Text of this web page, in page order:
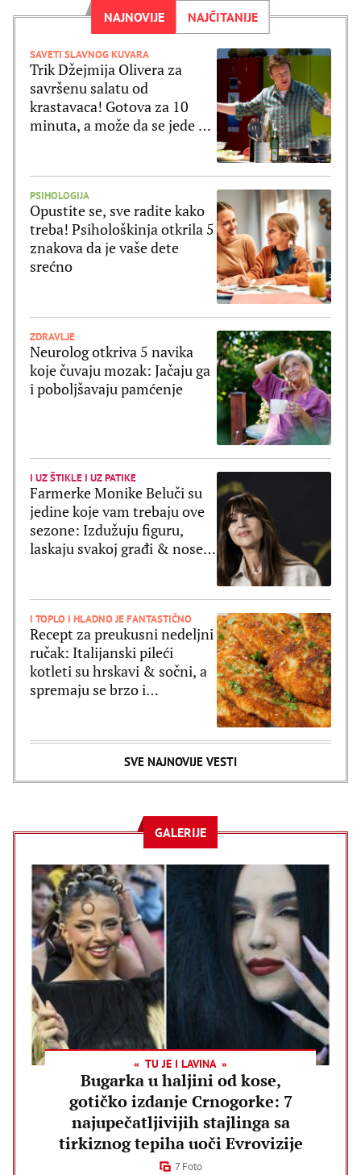
NAJNOVIJE NAJČITANIJE
SAVETI SLAVNOG KUVARA
Trik Džejmija Olivera za
savršenu salatu od
krastavaca! Gotova za 10
minuta, a može da se jede uz
PSIHOLOGIJA
Opustite se, sve radite kako
treba! Psihološkinja otkrila 5
znakova da je vaše dete
srećno
ZDRAVLJE
Neurolog otkriva 5 navika
koje čuvaju mozak: Jačaju ga
i poboljšavaju pamćenje
I UZ ŠTIKLE I UZ PATIKE
Farmerke Monike Beluči su
jedine koje vam trebaju ove
sezone: Izdužuju figuru,
laskaju svakoj građi & nose
I TOPLO I HLADNO JE FANTASTIČNO
Recept za preukusni nedeljni
ručak: Italijanski pileći
kotleti su hrskavi & sočni, a
spremaju se brzo i
SVE NAJNOVIJE VESTI
GALERIJE
TU JE I LAVINA
Bugarka u haljini od kose,
gotičko izdanje Crnogorke: 7
najupečatljivijih stajlinga sa
tirkiznog tepiha uoči Evrovizije
7 Foto